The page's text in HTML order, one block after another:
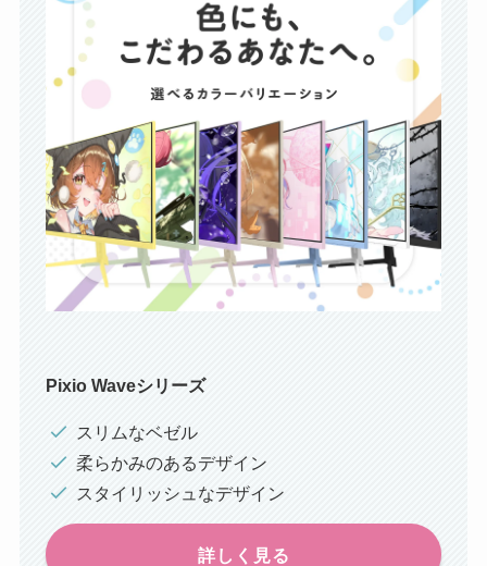
Pixio Waveシリーズ
スリムなベゼル
柔らかみのあるデザイン
スタイリッシュなデザイン
詳しく見る